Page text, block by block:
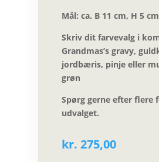
Mål: ca. B 11 cm, H 5 cm
Skriv dit farvevalg i
Grandmas’s gravy,
jordbæris, pinje eller
grøn
Spørg gerne efter flere
udvalget.
kr. 275,00